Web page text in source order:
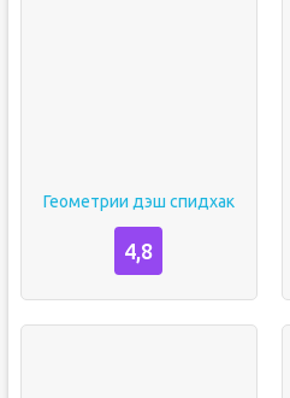
Геометрии дэш спидхак
4,8